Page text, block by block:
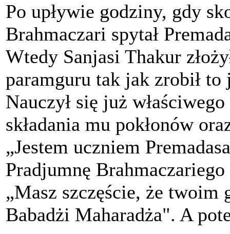
Po upływie godziny, gdy
Brahmaczari spytał
Wtedy Sanjasi Thakur
paramguru tak jak zrobił to
Nauczył się już
składania mu pokłonów
„Jestem uczniem
Pradjumnę
„Masz szczęście, że twoim
Babadżi Maharadża". A